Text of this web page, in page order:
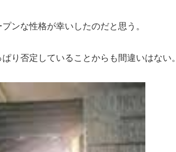
ンな性格が幸いしたのだと思う。
り否定していることからも間違いはない。